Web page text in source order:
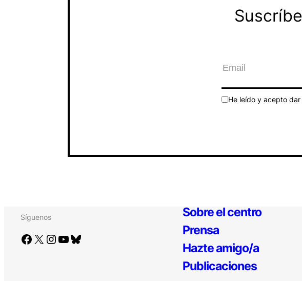
He leído y acepto
Síguenos
Facebook X Instagram YouTube Bluesky
Sobre el centro
Prensa
Hazte amigo/a
Publicaciones